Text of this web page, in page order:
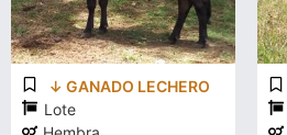
↓ GANADO LECHERO
Lote